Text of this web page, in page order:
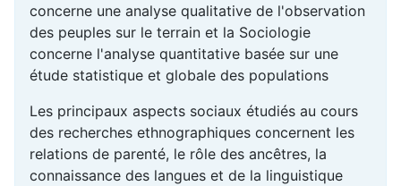
concerne une analyse qualitative de l'observation
des peuples sur le terrain et la Sociologie
concerne l'analyse quantitative basée sur une
étude statistique et globale des populations
Les principaux aspects sociaux étudiés au cours
des recherches ethnographiques concernent les
relations de parenté, le rôle des ancêtres, la
connaissance des langues et de la linguistique